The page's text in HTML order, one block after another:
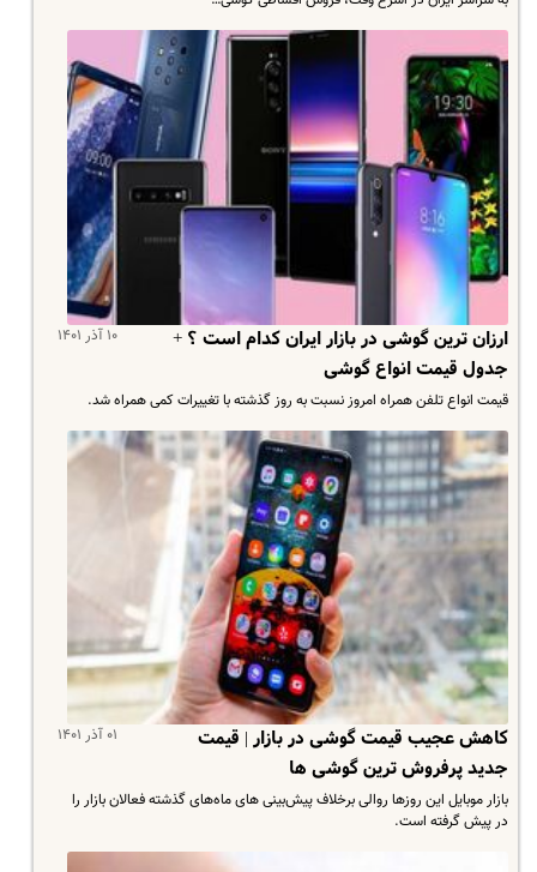
۱۰ آذر ۱۴۰۱
ارزان ترین گوشی در بازار ایران کدام است ؟ +
جدول قیمت انواع گوشی
قیمت انواع تلفن همراه امروز نسبت به روز گذشته با تغییرات کمی همراه شد.
۰۱ آذر ۱۴۰۱
کاهش عجیب قیمت گوشی در بازار | قیمت
جدید پرفروش ترین گوشی ها
بازار موبایل این روزها روالی برخلاف پیش‌بینی های‌ ماه‌های گذشته فعالان بازار را
در پیش گرفته است.